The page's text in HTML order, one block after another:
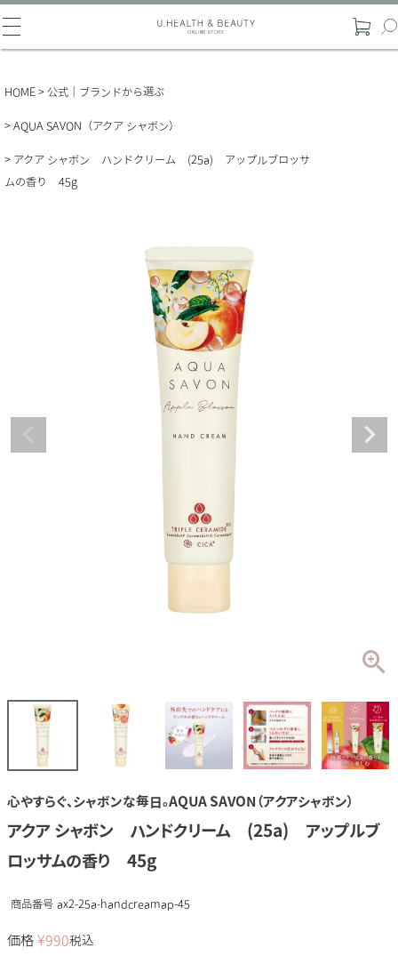
HOME 公式｜ブランドから選ぶ
AQUA SAVON（アクア シャボン）
アクア シャボン ハンドクリーム (25a) アップルブロッサ
ムの香り 45g
心やすらぐ、シャボンな毎日。AQUA SAVON（アクアシャボン）
アクア シャボン ハンドクリーム (25a) アップルブ
ロッサムの香り 45g
商品番号 ax2-25a-handcreamap-45
価格 ¥990税込